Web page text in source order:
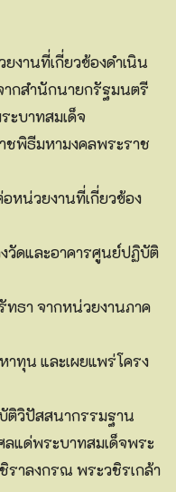
งานที่เกี่ยวข้องดำเนิน
กสำนักนายกรัฐมนตรี
ะบาทสมเด็จ
ชพิธีมหามงคลพระราช
หน่วยงานที่เกี่ยวข้อง
วัดและอาคารศูนย์ปฏิบัติ
ธา จากหน่วยงานภาค
ทุน และเผยแพร่โครง
ติวิปัสสนากรรมฐาน
แด่พระบาทสมเด็จพระ
าลงกรณ พระวชิรเกล้า